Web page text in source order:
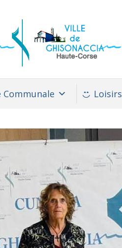
Communale Loisirs